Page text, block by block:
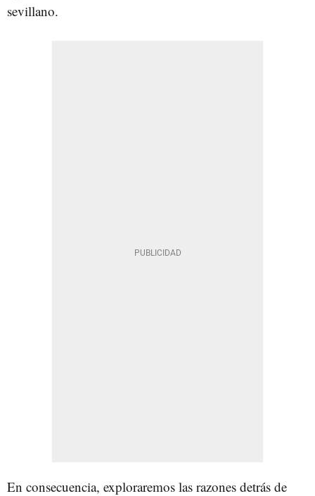
sevillano.
En consecuencia, exploraremos las razones detrás de